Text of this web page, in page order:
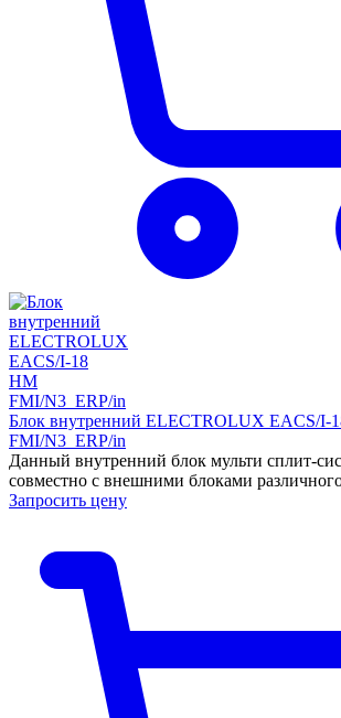
Блок внутренний ELECTROLUX EACS/I-
FMI/N3_ERP/in
Данный внутренний блок мульти сплит-
совместно с внешними блоками
Запросить цену